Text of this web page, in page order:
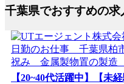
千葉県でおすすめの求
【20~40代活躍中】【未